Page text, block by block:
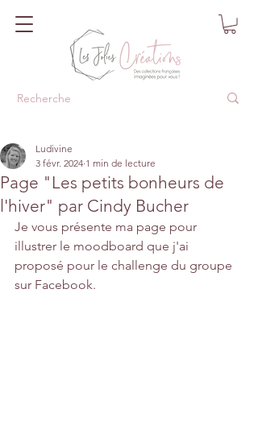
Page "Les petits bonheurs de
l'hiver" par Cindy Bucher
Ludivine
3 févr. 2024 1 min de lecture
Je vous présente ma page pour
illustrer le moodboard que j'ai
proposé pour le challenge du groupe
sur Facebook.